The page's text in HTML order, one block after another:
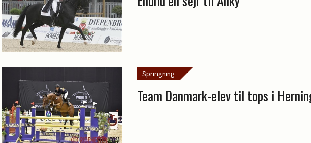
Springning
Team Danmark-elev til tops i